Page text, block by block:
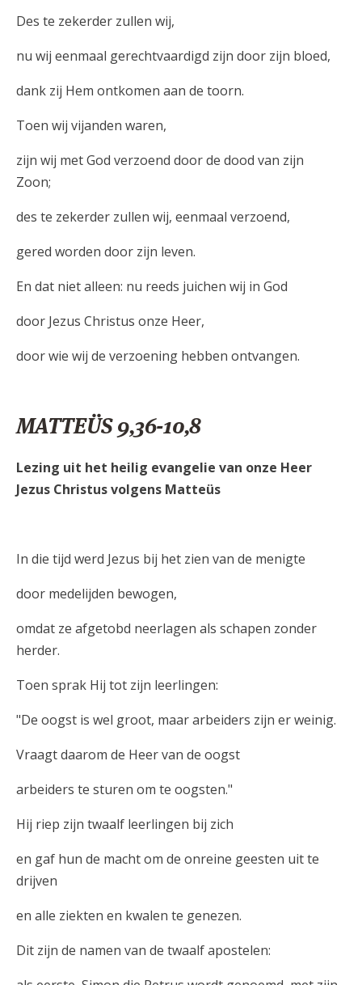
Des te zekerder zullen wij,
nu wij eenmaal gerechtvaardigd zijn door zijn bloed,
dank zij Hem ontkomen aan de toorn.
Toen wij vijanden waren,
zijn wij met God verzoend door de dood van zijn
Zoon;
des te zekerder zullen wij, eenmaal verzoend,
gered worden door zijn leven.
En dat niet alleen: nu reeds juichen wij in God
door Jezus Christus onze Heer,
door wie wij de verzoening hebben ontvangen.
MATTEÜS 9,36-10,8
Lezing uit het heilig evangelie van onze Heer
Jezus Christus volgens Matteüs
In die tijd werd Jezus bij het zien van de menigte
door medelijden bewogen,
omdat ze afgetobd neerlagen als schapen zonder
herder.
Toen sprak Hij tot zijn leerlingen:
"De oogst is wel groot, maar arbeiders zijn er weinig.
Vraagt daarom de Heer van de oogst
arbeiders te sturen om te oogsten."
Hij riep zijn twaalf leerlingen bij zich
en gaf hun de macht om de onreine geesten uit te
drijven
en alle ziekten en kwalen te genezen.
Dit zijn de namen van de twaalf apostelen: